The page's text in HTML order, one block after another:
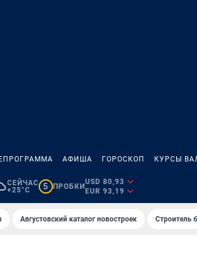
АФИША ГОРОСКОП КУРСЫ
СЕЙЧАС
+25°C
5 ПРОБКИ
USD 80,93
EUR 93,19
Августовский каталог новостроек Строитель